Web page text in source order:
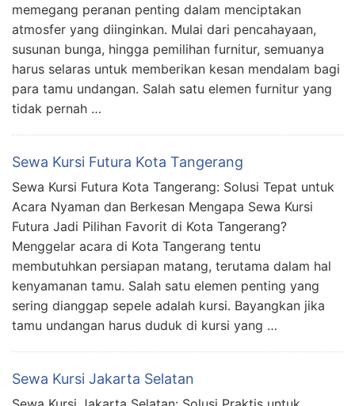
memegang peranan penting dalam menciptakan
atmosfer yang diinginkan. Mulai dari pencahayaan,
susunan bunga, hingga pemilihan furnitur, semuanya
harus selaras untuk memberikan kesan mendalam bagi
para tamu undangan. Salah satu elemen furnitur yang
tidak pernah …
Sewa Kursi Futura Kota Tangerang
Sewa Kursi Futura Kota Tangerang: Solusi Tepat untuk
Acara Nyaman dan Berkesan Mengapa Sewa Kursi
Futura Jadi Pilihan Favorit di Kota Tangerang?
Menggelar acara di Kota Tangerang tentu
membutuhkan persiapan matang, terutama dalam hal
kenyamanan tamu. Salah satu elemen penting yang
sering dianggap sepele adalah kursi. Bayangkan jika
tamu undangan harus duduk di kursi yang …
Sewa Kursi Jakarta Selatan